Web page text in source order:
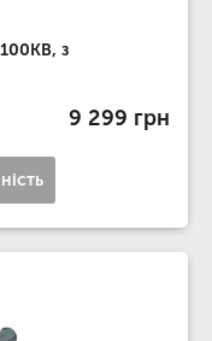
з
9 299 грн